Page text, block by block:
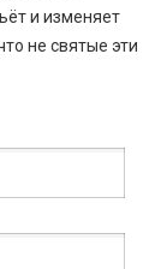
и изменяет
не святые эти